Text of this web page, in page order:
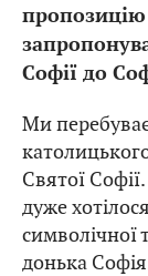
пропозицію
Софії до
Ми
Святої
дуже
символічної
донька